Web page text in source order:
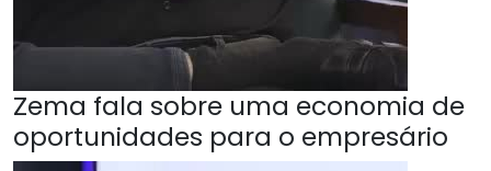
Zema fala sobre uma economia de
oportunidades para o empresário